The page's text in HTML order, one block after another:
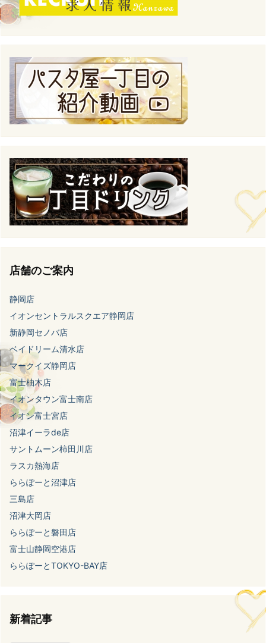
店舗のご案内
静岡店
イオンセントラルスクエア静岡店
新静岡セノバ店
ベイドリーム清水店
マークイズ静岡店
富士柚木店
イオンタウン富士南店
イオン富士宮店
沼津イーラde店
サントムーン柿田川店
ラスカ熱海店
ららぽーと沼津店
三島店
沼津大岡店
ららぽーと磐田店
富士山静岡空港店
ららぽーとTOKYO-BAY店
新着記事